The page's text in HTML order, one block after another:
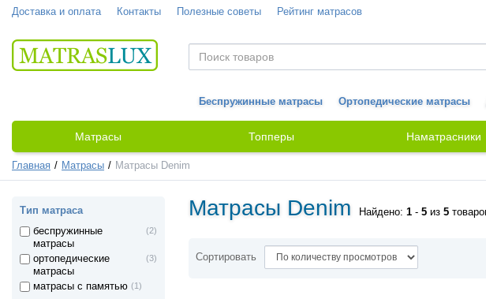
Доставка и оплата Контакты Полезные советы Рейтинг матрасов
Беспружинные матрасы Ортопедические матрасы
Матрасы Топперы Наматрасники
Главная Матрасы Матрасы Denim
Тип матраса
беспружинные
матрасы
(2)
ортопедические
матрасы
(3)
матрасы с памятью (1)
Матрасы Denim Найдено: 1 - 5 из 5
Сортировать